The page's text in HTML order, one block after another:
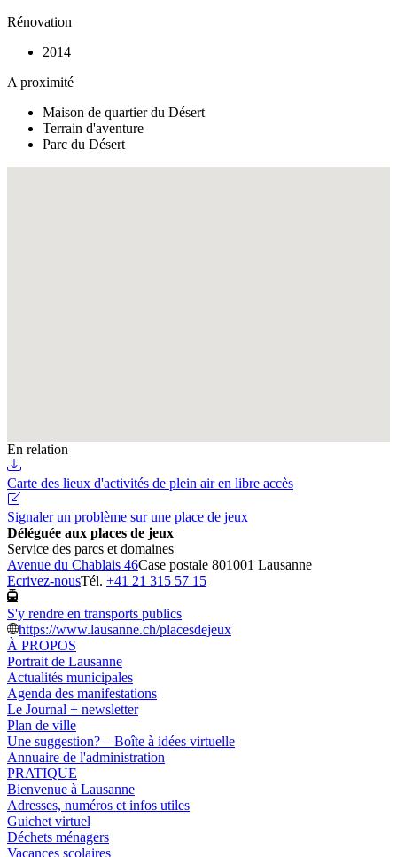
Rénovation
2014
A proximité
Maison de quartier du Désert
Terrain d'aventure
Parc du Désert
En relation
Carte des lieux d'activités de plein air en libre accès
Signaler un problème sur une place de jeux
Déléguée aux places de jeux
Service des parcs et domaines
Avenue du Chablais 46Case postale 801001 Lausanne
Ecrivez-nousTél. +41 21 315 57 15
S'y rendre en transports publics
https://www.lausanne.ch/placesdejeux
À PROPOS
Portrait de Lausanne
Actualités municipales
Agenda des manifestations
Le Journal + newsletter
Plan de ville
Une suggestion? – Boîte à idées virtuelle
Annuaire de l'administration
PRATIQUE
Bienvenue à Lausanne
Adresses, numéros et infos utiles
Guichet virtuel
Déchets ménagers
Vacances scolaires